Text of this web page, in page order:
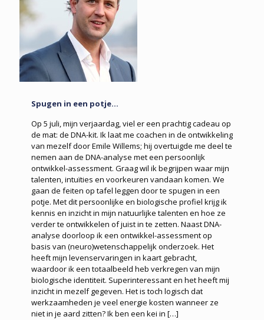
Spugen in een potje…
Op 5 juli, mijn verjaardag, viel er een prachtig cadeau op
de mat: de DNA-kit. Ik laat me coachen in de ontwikkeling
van mezelf door Emile Willems; hij overtuigde me deel te
nemen aan de DNA-analyse met een persoonlijk
ontwikkel-assessment. Graag wil ik begrijpen waar mijn
talenten, intuïties en voorkeuren vandaan komen. We
gaan de feiten op tafel leggen door te spugen in een
potje. Met dit persoonlijke en biologische profiel krijg ik
kennis en inzicht in mijn natuurlijke talenten en hoe ze
verder te ontwikkelen of juist in te zetten. Naast DNA-
analyse doorloop ik een ontwikkel-assessment op
basis van (neuro)wetenschappelijk onderzoek. Het
heeft mijn levenservaringen in kaart gebracht,
waardoor ik een totaalbeeld heb verkregen van mijn
biologische identiteit. Superinteressant en het heeft mij
inzicht in mezelf gegeven. Het is toch logisch dat
werkzaamheden je veel energie kosten wanneer ze
niet in je aard zitten? Ik ben een kei in […]